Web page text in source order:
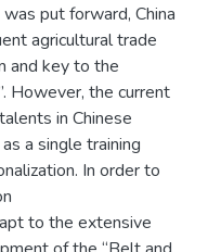
put forward, China
agricultural trade
and key to the
However, the current
in Chinese
a single training
In order to
to the extensive